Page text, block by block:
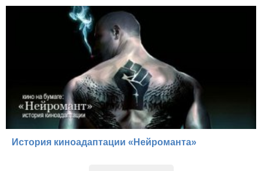
История киноадаптации «Нейроманта»